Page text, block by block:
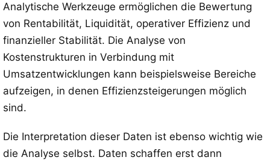
Analytische Werkzeuge ermöglichen die Bewertung
von Rentabilität, Liquidität, operativer Effizienz und
finanzieller Stabilität. Die Analyse von
Kostenstrukturen in Verbindung mit
Umsatzentwicklungen kann beispielsweise Bereiche
aufzeigen, in denen Effizienzsteigerungen möglich
sind.
Die Interpretation dieser Daten ist ebenso wichtig wie
die Analyse selbst. Daten schaffen erst dann